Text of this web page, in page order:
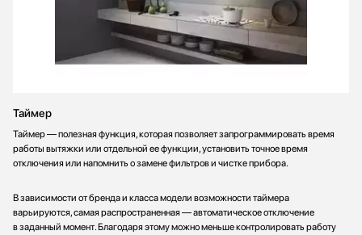
Таймер
Таймер — полезная функция, которая позволяет запрограммировать время
работы вытяжки или отдельной ее функции, установить точное время
отключения или напомнить о замене фильтров и чистке прибора.
В зависимости от бренда и класса модели возможности таймера
варьируются, самая распространенная — автоматическое отключение
в заданный момент. Благодаря этому можно меньше контролировать работу